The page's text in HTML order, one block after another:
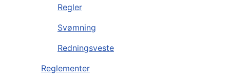
Regler
Svømning
Redningsveste
Reglementer